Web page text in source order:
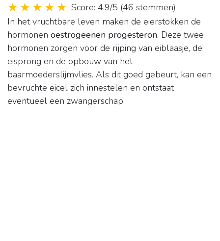
Score: 4.9/5 (46 stemmen)
In het vruchtbare leven maken de eierstokken de
hormonen oestrogeenen progesteron. Deze twee
hormonen zorgen voor de rijping van eiblaasje, de
eisprong en de opbouw van het
baarmoederslijmvlies. Als dit goed gebeurt, kan een
bevruchte eicel zich innestelen en ontstaat
eventueel een zwangerschap.